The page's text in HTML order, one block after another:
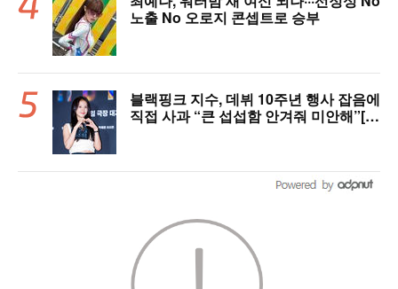
노출 No 오로지 콘셉트로 승부
블랙핑크 지수, 데뷔 10주년 행사 잡음에
직접 사과 “큰 섭섭함 안겨줘 미안해”[핫